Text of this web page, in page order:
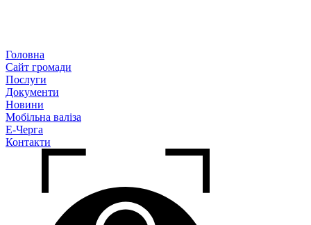
Головна
Сайт громади
Послуги
Документи
Новини
Мобільна валіза
Е-Черга
Контакти